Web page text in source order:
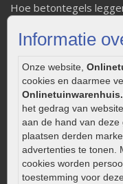
Informatie
Onze website,
cookies en daarmee
het gedrag van
aan de hand van
plaatsen derden
advertenties te tonen.
cookies worden
toestemming voor
Hoe betontegels
Welke tuinstijl past bij
Strakke tuin inrichten
Legverbanden
Onderhoud van
Aanlegtips voor
Zelf een terras
Kleine stadstuin
0320 – 219170